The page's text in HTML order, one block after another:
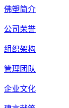
佛塑简介
公司荣誉
组织架构
管理团队
企业文化